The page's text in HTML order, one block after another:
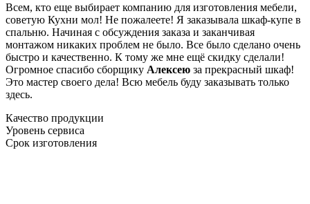
Всем, кто еще выбирает компанию для изготовления мебели,
советую Кухни мол! Не пожалеете! Я заказывала шкаф-купе в
спальню. Начиная с обсуждения заказа и заканчивая
монтажом никаких проблем не было. Все было сделано очень
быстро и качественно. К тому же мне ещё скидку сделали!
Огромное спасибо сборщику Алексею за прекрасный шкаф!
Это мастер своего дела! Всю мебель буду заказывать только
здесь.
Качество продукции
Уровень сервиса
Срок изготовления